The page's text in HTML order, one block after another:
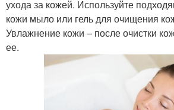
ухода за кожей. Используйте
кожи мыло или гель для очищения
Увлажнение кожи – после очистки
ее.